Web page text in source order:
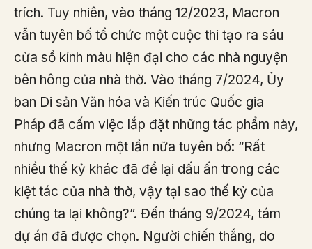
trích. Tuy nhiên, vào tháng 12/2023, Macron
vẫn tuyên bố tổ chức một cuộc thi tạo ra sáu
cửa sổ kính màu hiện đại cho các nhà nguyện
bên hông của nhà thờ. Vào tháng 7/2024, Ủy
ban Di sản Văn hóa và Kiến trúc Quốc gia
Pháp đã cấm việc lắp đặt những tác phẩm này,
nhưng Macron một lần nữa tuyên bố: “Rất
nhiều thế kỷ khác đã để lại dấu ấn trong các
kiệt tác của nhà thờ, vậy tại sao thế kỷ của
chúng ta lại không?”. Đến tháng 9/2024, tám
dự án đã được chọn. Người chiến thắng, do